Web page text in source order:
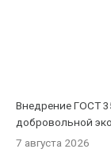
Внедрение ГОСТ
добровольной
7 августа 2026